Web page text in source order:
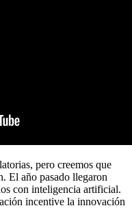
pero creemos que
El año pasado llegaron
con inteligencia artificial.
incentive la innovación